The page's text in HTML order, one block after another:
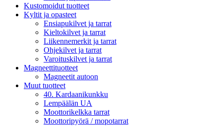
Kustomoidut tuotteet
Kyltit ja opasteet
Ensiapukilvet ja tarrat
Kieltokilvet ja tarrat
Liikennemerkit ja tarrat
Ohjekilvet ja tarrat
Varoituskilvet ja tarrat
Magneettituotteet
Magneetit autoon
Muut tuotteet
40. Kardaanikunkku
Lempäälän UA
Moottorikelkka tarrat
Moottoripyörä / mopotarrat